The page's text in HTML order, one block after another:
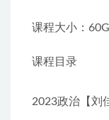
课程大小：60G
课程目录
2023政治【刘